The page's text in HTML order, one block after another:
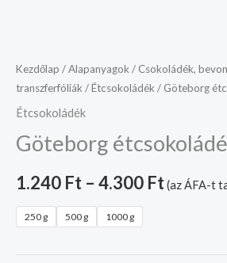
Kezdőlap /Alapanyagok / Csokoládék,
transzferfóliák /Étcsokoládék / Göteborg
Étcsokoládék
Göteborg
1.240 Ft – 4.300 Ft(az ÁFA-t
250 g 500 g 1000 g